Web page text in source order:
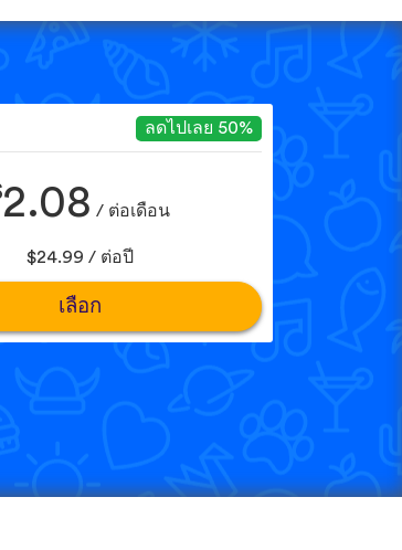
ลดไปเลย 50%
2.08 / ต่อเดือน
$24.99 / ต่อปี
เลือก